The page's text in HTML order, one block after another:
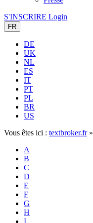
S'INSCRIRE Login
FR
DE
UK
NL
ES
IT
PT
PL
BR
US
Vous êtes ici : textbroker.fr»
A
B
C
D
E
F
G
H
I